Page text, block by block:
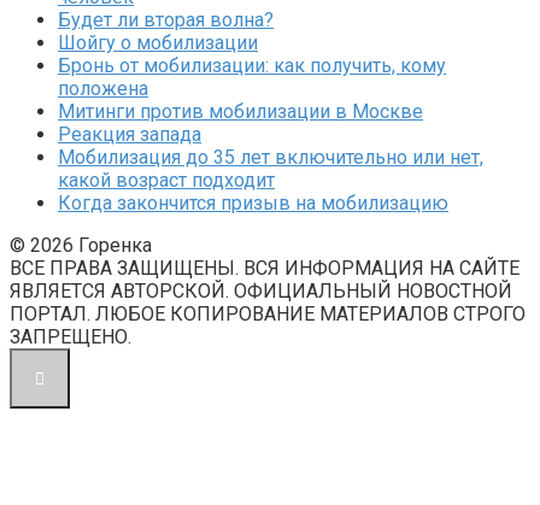
Будет ли вторая волна?
Шойгу о мобилизации
Бронь от мобилизации: как получить, кому
положена
Митинги против мобилизации в Москве
Реакция запада
Мобилизация до 35 лет включительно или нет,
какой возраст подходит
Когда закончится призыв на мобилизацию
© 2026 Горенка
ВСЕ ПРАВА ЗАЩИЩЕНЫ. ВСЯ ИНФОРМАЦИЯ НА САЙТЕ
ЯВЛЯЕТСЯ АВТОРСКОЙ. ОФИЦИАЛЬНЫЙ НОВОСТНОЙ
ПОРТАЛ. ЛЮБОЕ КОПИРОВАНИЕ МАТЕРИАЛОВ СТРОГО
ЗАПРЕЩЕНО.